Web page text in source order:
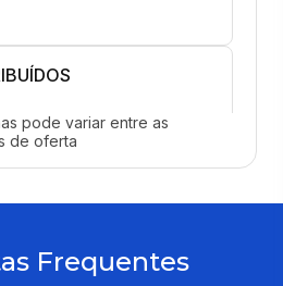
COM
NA NUVEM
pode variar entre as
de oferta
Frequentes